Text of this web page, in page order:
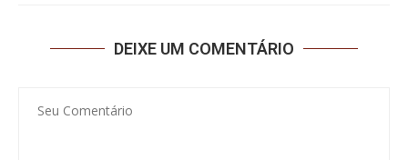
DEIXE UM COMENTÁRIO